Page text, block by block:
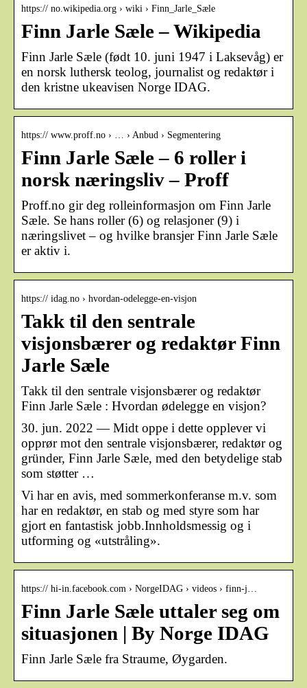
https:// no.wikipedia.org › wiki › Finn_Jarle_Sæle
Finn Jarle Sæle – Wikipedia
Finn Jarle Sæle (født 10. juni 1947 i Laksevåg) er
en norsk luthersk teolog, journalist og redaktør i
den kristne ukeavisen Norge IDAG.
https:// www.proff.no › … › Anbud › Segmentering
Finn Jarle Sæle – 6 roller i
norsk næringsliv – Proff
Proff.no gir deg rolleinformasjon om Finn Jarle
Sæle. Se hans roller (6) og relasjoner (9) i
næringslivet – og hvilke bransjer Finn Jarle Sæle
er aktiv i.
https:// idag.no › hvordan-odelegge-en-visjon
Takk til den sentrale
visjonsbærer og redaktør Finn
Jarle Sæle
Takk til den sentrale visjonsbærer og redaktør
Finn Jarle Sæle : Hvordan ødelegge en visjon?
30. jun. 2022 — Midt oppe i dette opplever vi
opprør mot den sentrale visjonsbærer, redaktør og
gründer, Finn Jarle Sæle, med den betydelige stab
som støtter …
Vi har en avis, med sommerkonferanse m.v. som
har en redaktør, en stab og med styre som har
gjort en fantastisk jobb.Innholdsmessig og i
utforming og «utstråling».
https:// hi-in.facebook.com › NorgeIDAG › videos › finn-j…
Finn Jarle Sæle uttaler seg om
situasjonen | By Norge IDAG
Finn Jarle Sæle fra Straume, Øygarden.